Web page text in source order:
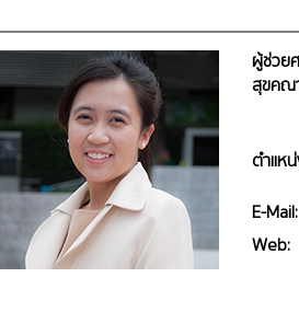
ผู้ช่วย
สุขคณ
ตำแห
E-Mail:
Web: